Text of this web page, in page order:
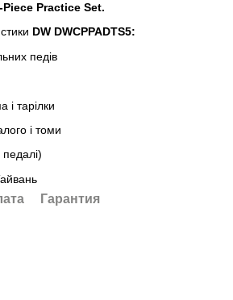
Practice Set.
DW DWCPPADTS5:
педів
і тарілки
і томи
Гарантия